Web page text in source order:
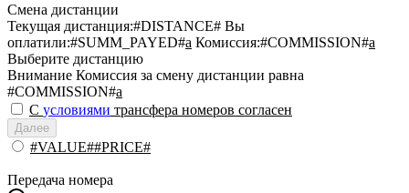
Смена дистанции
Текущая дистанция:#DISTANCE# Вы
оплатили:#SUMM_PAYED#a Комиссия:#COMMISSION#a
Выберите дистанцию
Внимание Комиссия за смену дистанции равна
#COMMISSION#a
С условиями трансфера номеров согласен
Далее
#VALUE##PRICE#
Передача номера